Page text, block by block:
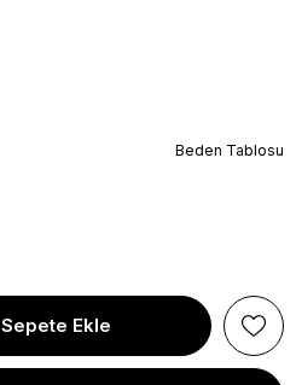
Beden Tablosu